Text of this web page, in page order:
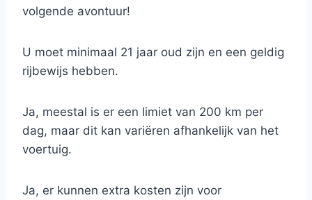
volgende avontuur!
U moet minimaal 21 jaar oud zijn en een geldig
rijbewijs hebben.
Ja, meestal is er een limiet van 200 km per
dag, maar dit kan variëren afhankelijk van het
voertuig.
Ja, er kunnen extra kosten zijn voor